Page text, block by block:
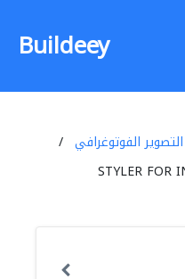
Buildeey
التصوير الفوتوغرافي
STYLER FOR